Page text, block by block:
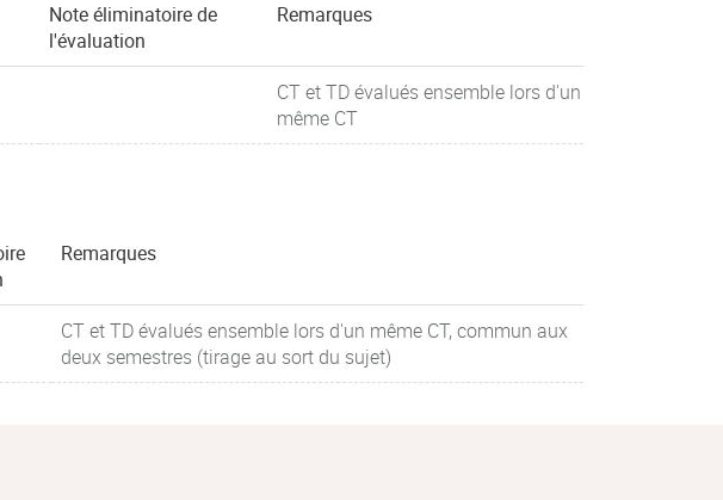
Note éliminatoire de
l'évaluation
Remarques
CT et TD évalués ensemble lors d'un
même CT
Remarques
CT et TD évalués ensemble lors d'un même CT, commun aux
deux semestres (tirage au sort du sujet)